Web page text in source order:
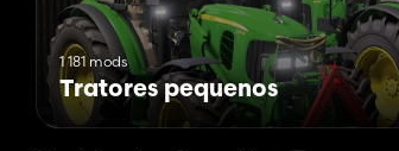
1 181 mods
Tratores pequenos